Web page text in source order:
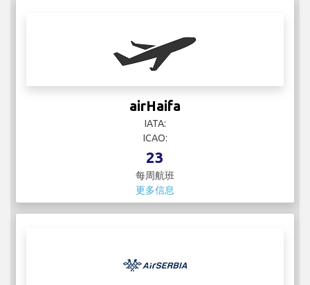
airHaifa
IATA:
ICAO:
23
每周航班
更多信息